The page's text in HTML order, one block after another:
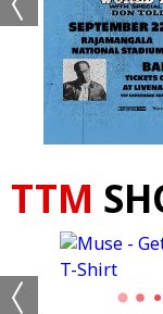
TTM